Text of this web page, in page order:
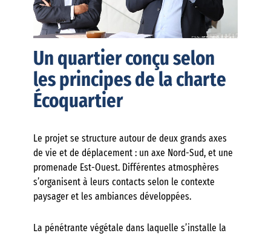
Un quartier conçu selon
les principes de la charte
Écoquartier
Le projet se structure autour de deux grands axes
de vie et de déplacement : un axe Nord-Sud, et une
promenade Est-Ouest. Différentes atmosphères
s’organisent à leurs contacts selon le contexte
paysager et les ambiances développées.
La pénétrante végétale dans laquelle s’installe la